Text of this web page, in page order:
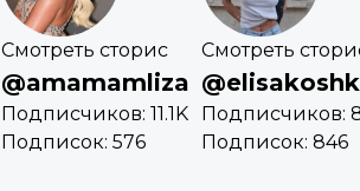
Смотреть сторис
@amamamliza
Подписчиков: 11.1K
Подписок: 576
Смотреть
Подписчиков:
Подписок: 846